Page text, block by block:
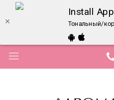
Install App
Тональный/